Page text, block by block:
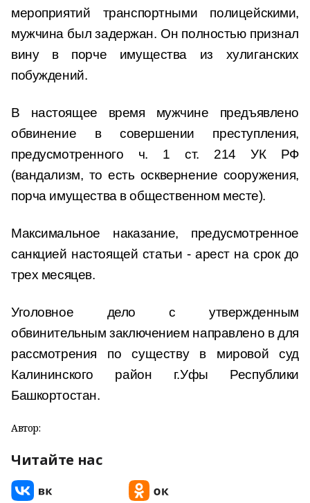
мероприятий транспортными полицейскими,
мужчина был задержан. Он полностью признал
вину в порче имущества из хулиганских
побуждений.
В настоящее время мужчине предъявлено
обвинение в совершении преступления,
предусмотренного ч. 1 ст. 214 УК РФ
(вандализм, то есть осквернение сооружения,
порча имущества в общественном месте).
Максимальное наказание, предусмотренное
санкцией настоящей статьи - арест на срок до
трех месяцев.
Уголовное дело с утвержденным
обвинительным заключением направлено в для
рассмотрения по существу в мировой суд
Калининского район г.Уфы Республики
Башкортостан.
Автор:
Читайте нас